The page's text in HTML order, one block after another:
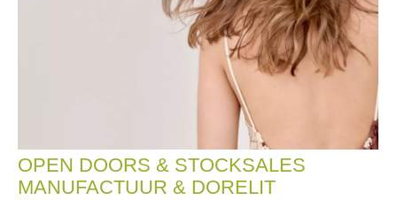
OPEN DOORS & STOCKSALES
MANUFACTUUR & DORELIT